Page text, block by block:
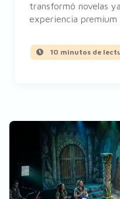
transformó novelas
experiencia premium
10 minutos de